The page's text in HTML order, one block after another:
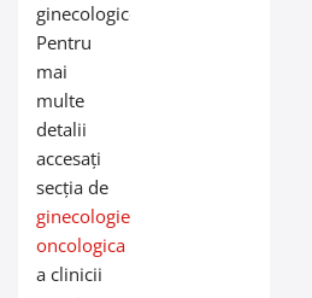
ginecologice.
Pentru
mai
multe
detalii
accesați
secția de
ginecologie
oncologica
a clinicii